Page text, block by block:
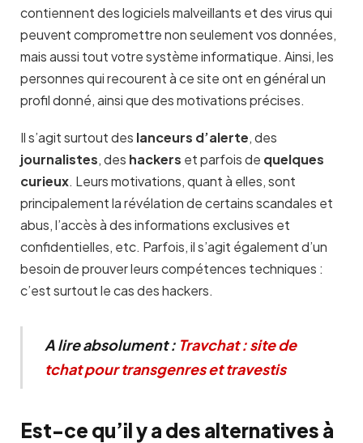
contiennent des logiciels malveillants et des virus qui
peuvent compromettre non seulement vos données,
mais aussi tout votre système informatique. Ainsi, les
personnes qui recourent à ce site ont en général un
profil donné, ainsi que des motivations précises.
Il s’agit surtout des lanceurs d’alerte, des
journalistes, des hackers et parfois de quelques
curieux. Leurs motivations, quant à elles, sont
principalement la révélation de certains scandales et
abus, l’accès à des informations exclusives et
confidentielles, etc. Parfois, il s’agit également d’un
besoin de prouver leurs compétences techniques :
c’est surtout le cas des hackers.
A lire absolument : Travchat : site de
tchat pour transgenres et travestis
Est-ce qu’il y a des alternatives à